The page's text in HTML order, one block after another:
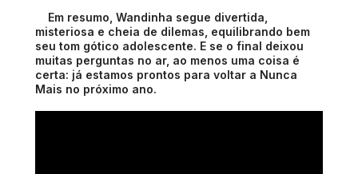
Em resumo, Wandinha segue divertida,
misteriosa e cheia de dilemas, equilibrando bem
seu tom gótico adolescente. E se o final deixou
muitas perguntas no ar, ao menos uma coisa é
certa: já estamos prontos para voltar a Nunca
Mais no próximo ano.